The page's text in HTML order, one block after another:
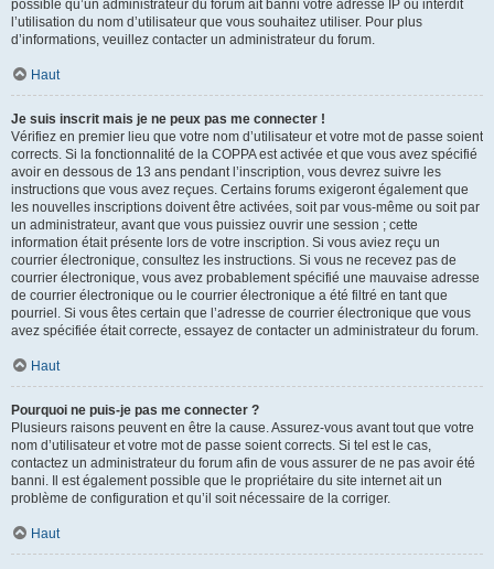
possible qu’un administrateur du forum ait banni votre adresse IP ou interdit
l’utilisation du nom d’utilisateur que vous souhaitez utiliser. Pour plus
d’informations, veuillez contacter un administrateur du forum.
Haut
Je suis inscrit mais je ne peux pas me connecter !
Vérifiez en premier lieu que votre nom d’utilisateur et votre mot de passe soient
corrects. Si la fonctionnalité de la COPPA est activée et que vous avez spécifié
avoir en dessous de 13 ans pendant l’inscription, vous devrez suivre les
instructions que vous avez reçues. Certains forums exigeront également que
les nouvelles inscriptions doivent être activées, soit par vous-même ou soit par
un administrateur, avant que vous puissiez ouvrir une session ; cette
information était présente lors de votre inscription. Si vous aviez reçu un
courrier électronique, consultez les instructions. Si vous ne recevez pas de
courrier électronique, vous avez probablement spécifié une mauvaise adresse
de courrier électronique ou le courrier électronique a été filtré en tant que
pourriel. Si vous êtes certain que l’adresse de courrier électronique que vous
avez spécifiée était correcte, essayez de contacter un administrateur du forum.
Haut
Pourquoi ne puis-je pas me connecter ?
Plusieurs raisons peuvent en être la cause. Assurez-vous avant tout que votre
nom d’utilisateur et votre mot de passe soient corrects. Si tel est le cas,
contactez un administrateur du forum afin de vous assurer de ne pas avoir été
banni. Il est également possible que le propriétaire du site internet ait un
problème de configuration et qu’il soit nécessaire de la corriger.
Haut